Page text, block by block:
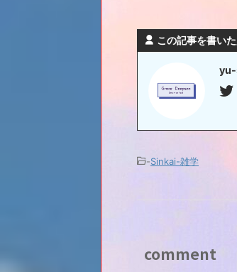
この記事を書い
-Sinkai-雑学
comment